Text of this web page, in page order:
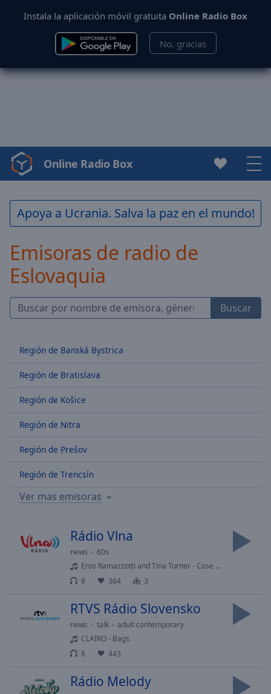
Instala la aplicación móvil gratuita Online Radio Box
No, gracias
Video
Player
loading.
Play
Play
Skip
Backward
Skip
Mute
Current
Duration
Loaded:
Stream
Seek to
currently
behind
Remaining
Playback
Descriptions
descriptions
Online Radio Box
Apoya a Ucrania. Salva la paz en el mundo!
Emisoras de radio de
Eslovaquia
Buscar
Región de Banská Bystrica
Región de Bratislava
Región de Košice
Región de Nitra
Región de Prešov
Región de Trencsín
Ver mas emisoras
Rádio Vlna
news
60s
Eros Ramazzotti and Tina Turner - Cose della vita (Can't Stop Thinking of You)
8
364 3
RTVS Rádio Slovensko
news talk
adult contemporary
CLAIRO - Bags
8
443
Rádio Melody